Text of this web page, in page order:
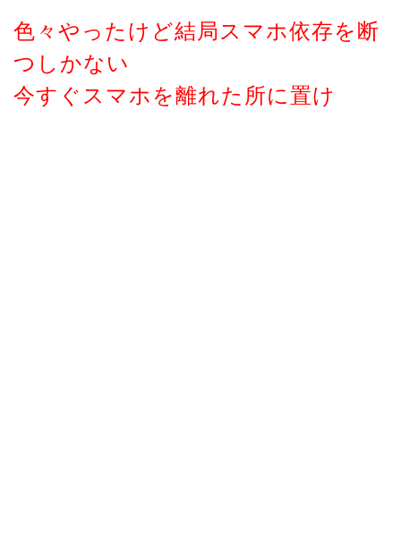
色々やったけど結局スマホ依存を断
つしかない
今すぐスマホを離れた所に置け